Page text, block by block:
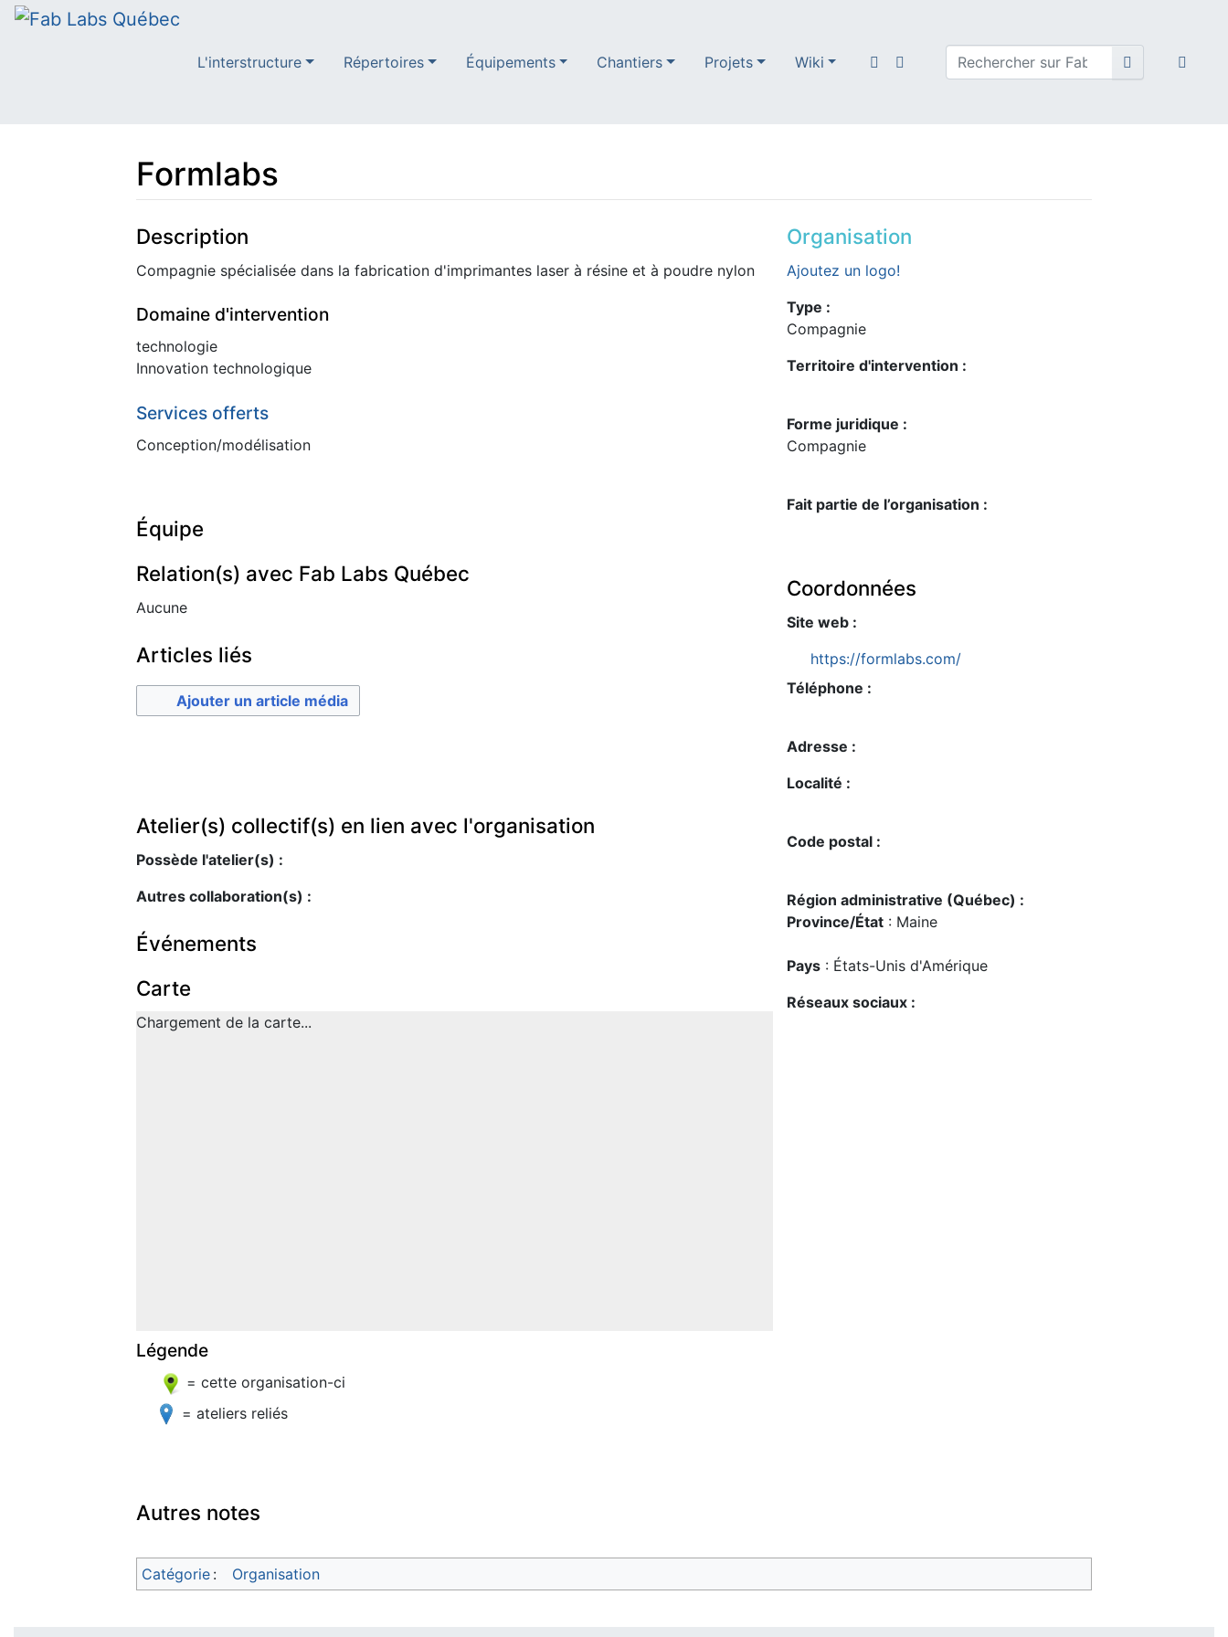
L'interstructure Répertoires Équipements Chantiers Projets Wiki
Formlabs
Aller à : navigation Organisation
Ajoutez un logo!
Type :
Compagnie
Territoire d'intervention :
Forme juridique :
Compagnie
Fait partie de l’organisation :
Coordonnées
Site web :
https://formlabs.com/
Téléphone :
Adresse :
Localité :
Code postal :
Région administrative (Québec) :
Province/État : Maine
Pays : États-Unis d'Amérique
Réseaux sociaux :
Description
Compagnie spécialisée dans la fabrication d'imprimantes laser à résine et à poudre nylon
Domaine d'intervention
technologie
Innovation technologique
Services offerts
Conception/modélisation
Équipe
Relation(s) avec Fab Labs Québec
Aucune
Articles liés
Ajouter un article média
Atelier(s) collectif(s) en lien avec l'organisation
Possède l'atelier(s) :
Autres collaboration(s) :
Événements
Carte
Chargement de la carte...
Légende
= cette organisation-ci
= ateliers reliés
Autres notes
Catégorie : Organisation